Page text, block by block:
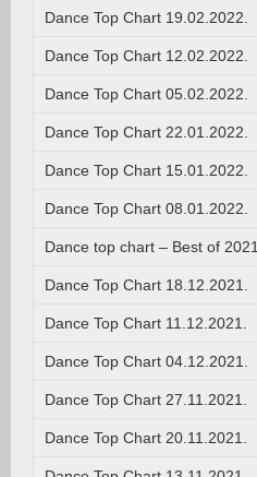
Dance Top Chart 19.02.2022.
Dance Top Chart 12.02.2022.
Dance Top Chart 05.02.2022.
Dance Top Chart 22.01.2022.
Dance Top Chart 15.01.2022.
Dance Top Chart 08.01.2022.
Dance top chart – Best of 2021
Dance Top Chart 18.12.2021.
Dance Top Chart 11.12.2021.
Dance Top Chart 04.12.2021.
Dance Top Chart 27.11.2021.
Dance Top Chart 20.11.2021.